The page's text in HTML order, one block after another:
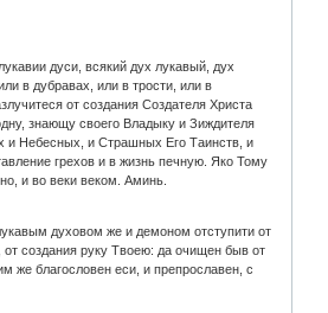
дуси, всякий дух лукавый, дух
в дубравах, или в трости, или в
от создания Создателя Христа
знающу своего Владыку и Зиждителя
и Небесных, и Страшных Его Таинств, и
грехов и в жизнь печную. Яко Тому
и во веки веком. Аминь.
духовом же и демоном отступити от
создания руку Твоею: да очищен быв от
же благословен ecи, и препрославен, с